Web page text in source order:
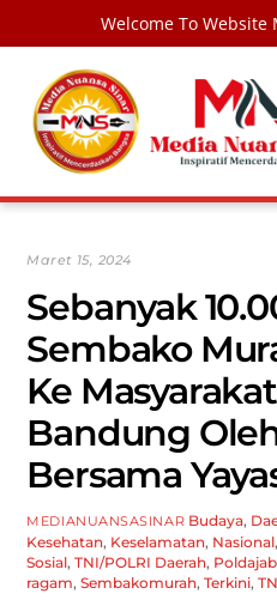
Welcome To
content
Maret 15, 2024
Sebanyak
Sembako
Ke
Bandung
Bersama
MEDIANUANSASINAR Budaya,
Kesehatan, Keselamatan, Nasional,
Sosial,TNI/POLRI Daerah,
ragam,Sembakomurah,Terkini,